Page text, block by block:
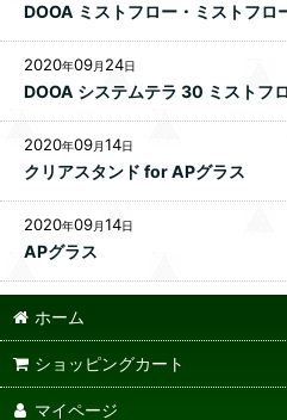
DOOA ミストフロー・ミストフロ
2020年09月 24日
DOOA システムテラ 30 ミストフ
2020年09月14日
クリアスタンド for APグラス
2020年09月14日
APグラス
ホーム
ショッピングカート
マイページ